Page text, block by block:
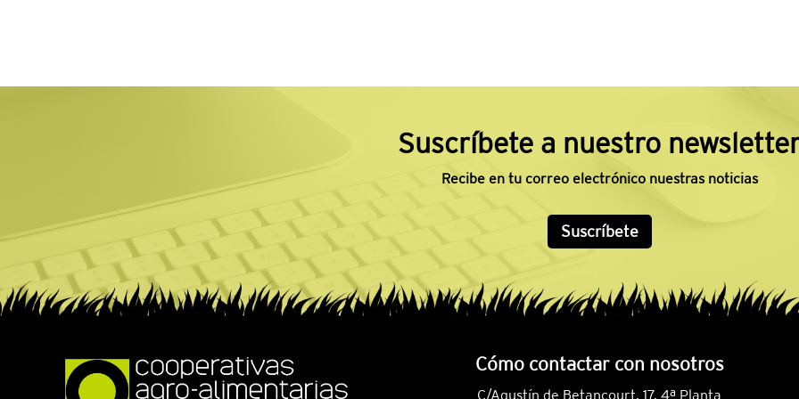
Suscríbete a nuestro
Recibe en tu correo electrónico nuestras noticias
Suscríbete
Cómo contactar con nosotros
C/Agustín de Betancourt, 17, 4ª Planta